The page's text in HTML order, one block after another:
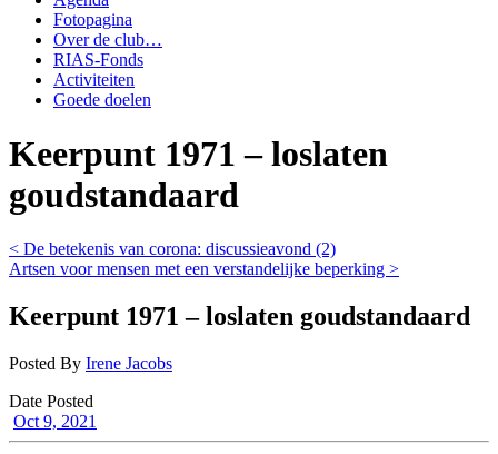
Fotopagina
Over de club…
RIAS-Fonds
Activiteiten
Goede doelen
Keerpunt 1971 – loslaten
goudstandaard
< De betekenis van corona: discussieavond (2)
Artsen voor mensen met een verstandelijke beperking >
Keerpunt 1971 – loslaten goudstandaard
Posted By Irene Jacobs
Date Posted
Oct 9, 2021